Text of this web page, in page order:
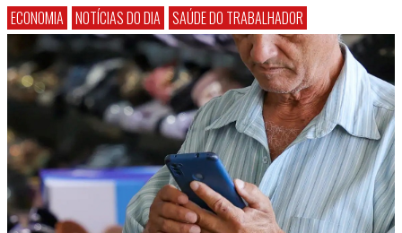
ECONOMIA NOTÍCIAS DO DIA SAÚDE DO TRABALHADOR